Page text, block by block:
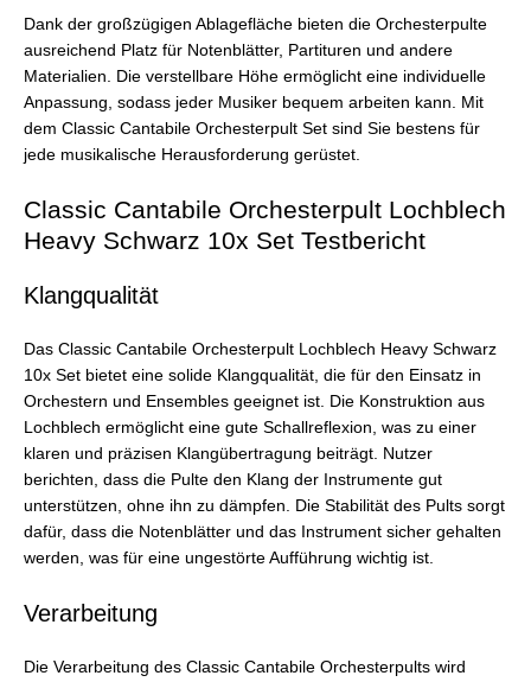
Dank der großzügigen Ablagefläche bieten die Orchesterpulte
ausreichend Platz für Notenblätter, Partituren und andere
Materialien. Die verstellbare Höhe ermöglicht eine individuelle
Anpassung, sodass jeder Musiker bequem arbeiten kann. Mit
dem Classic Cantabile Orchesterpult Set sind Sie bestens für
jede musikalische Herausforderung gerüstet.
Classic Cantabile Orchesterpult Lochblech
Heavy Schwarz 10x Set Testbericht
Klangqualität
Das Classic Cantabile Orchesterpult Lochblech Heavy Schwarz
10x Set bietet eine solide Klangqualität, die für den Einsatz in
Orchestern und Ensembles geeignet ist. Die Konstruktion aus
Lochblech ermöglicht eine gute Schallreflexion, was zu einer
klaren und präzisen Klangübertragung beiträgt. Nutzer
berichten, dass die Pulte den Klang der Instrumente gut
unterstützen, ohne ihn zu dämpfen. Die Stabilität des Pults sorgt
dafür, dass die Notenblätter und das Instrument sicher gehalten
werden, was für eine ungestörte Aufführung wichtig ist.
Verarbeitung
Die Verarbeitung des Classic Cantabile Orchesterpults wird